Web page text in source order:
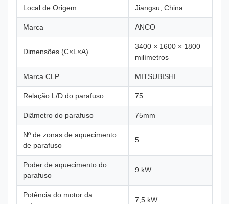
Local de Origem Jiangsu, China
Marca ANCO
Dimensões (C×L×A)
3400 × 1600 × 1800
milímetros
Marca CLP MITSUBISHI
Relação L/D do parafuso 75
Diâmetro do parafuso 75mm
Nº de zonas de aquecimento
de parafuso
5
Poder de aquecimento do
parafuso
9 kW
Potência do motor da
7,5 kW